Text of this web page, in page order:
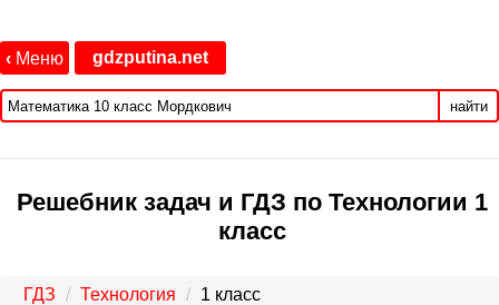
‹ Меню gdzputina.net
найти
Решебник задач и ГДЗ по Технологии 1
класс
ГДЗ Технология 1 класс